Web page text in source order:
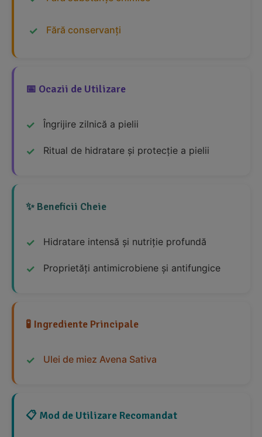
Fără conservanți
📅 Ocazii de Utilizare
Îngrijire zilnică a pielii
Ritual de hidratare și protecție a pielii
✨ Beneficii Cheie
Hidratare intensă și nutriție profundă
Proprietăți antimicrobiene și antifungice
🧪 Ingrediente Principale
Ulei de miez Avena Sativa
📋 Mod de Utilizare Recomandat